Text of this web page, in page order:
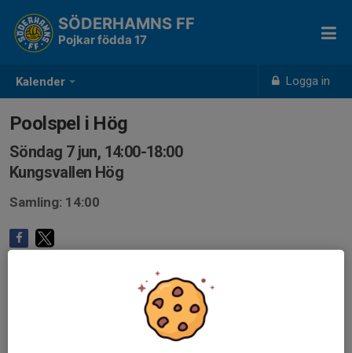
Kalender Logga in
SÖDERHAMNS FF
Pojkar födda 17
Poolspel i Hög
Söndag 7 jun, 14:00-18:00
Kungsvallen Hög
Samling: 14:00